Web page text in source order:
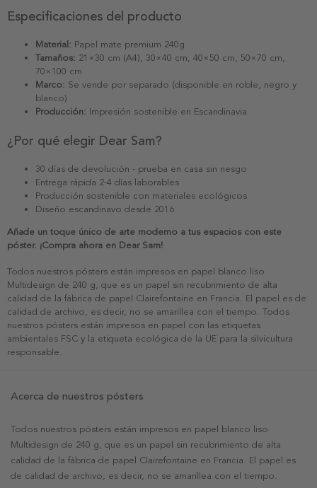
Especificaciones del producto
Material: Papel mate premium 240g
Tamaños: 21×30 cm (A4), 30×40 cm, 40×50 cm, 50×70 cm,
70×100 cm
Marco: Se vende por separado (disponible en roble, negro y
blanco)
Producción: Impresión sostenible en Escandinavia
¿Por qué elegir Dear Sam?
30 días de devolución - prueba en casa sin riesgo
Entrega rápida 2-4 días laborables
Producción sostenible con materiales ecológicos
Diseño escandinavo desde 2016
Añade un toque único de arte moderno a tus espacios con este
póster. ¡Compra ahora en Dear Sam!
Todos nuestros pósters están impresos en papel blanco liso
Multidesign de 240 g, que es un papel sin recubrimiento de alta
calidad de la fábrica de papel Clairefontaine en Francia. El papel es de
calidad de archivo, es decir, no se amarillea con el tiempo. Todos
nuestros pósters están impresos en papel con las etiquetas
ambientales FSC y la etiqueta ecológica de la UE para la silvicultura
responsable.
Acerca de nuestros pósters
Todos nuestros pósters están impresos en papel blanco liso
Multidesign de 240 g, que es un papel sin recubrimiento de alta
calidad de la fábrica de papel Clairefontaine en Francia. El papel es
de calidad de archivo, es decir, no se amarillea con el tiempo.